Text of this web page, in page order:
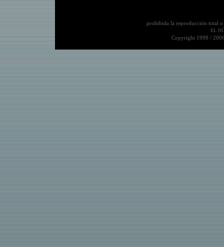
prohibida la reproducción total
EL
Copyright 1998 /